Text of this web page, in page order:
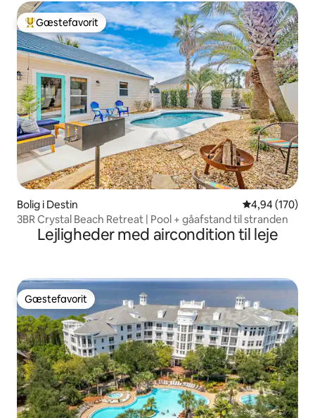
Bedste gæstefavorit
Gæstefavorit
Bolig i Destin 4,94 ud af 5 i
4,94 (170)
3BR Crystal Beach Retreat | Pool + gåafstand til stranden
Lejligheder med aircondition til leje
Gæstefavorit
Gæstefavorit